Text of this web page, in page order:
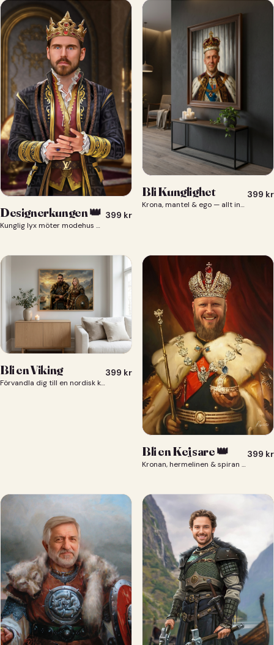
Designerkungen 👑
Kunglig lyx möter modehus — du som designerkung 👑
399 kr
Bli Kunglighet
Krona, mantel & ego — allt ingår 👑
399 kr
Bli en Viking
Förvandla dig till en nordisk krigare i ett episkt vikingaporträtt.
399 kr
Bli en Kejsare 👑
Kronan, hermelinen & spiran — du som kejsare 👑
399 kr